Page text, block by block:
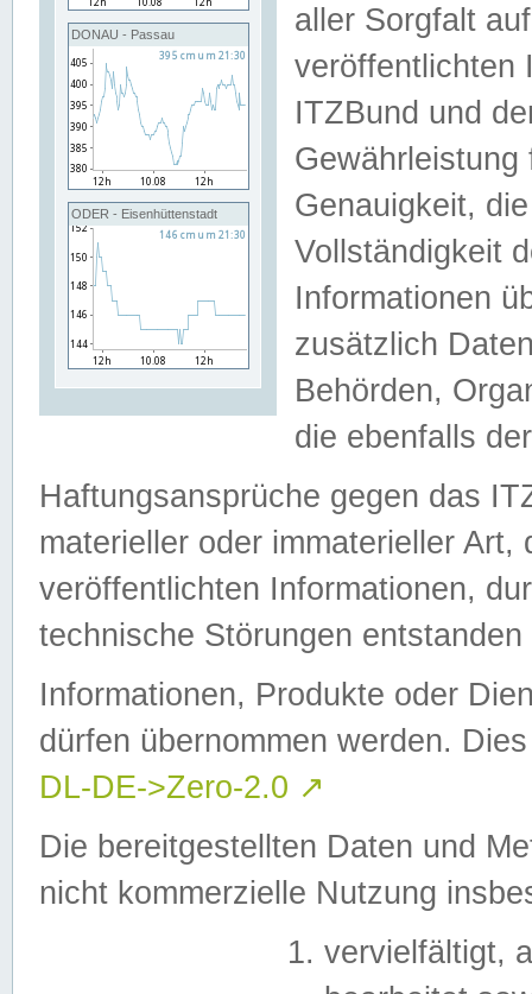
DONAU - Passau
ODER - Eisenhüttenstadt
aller Sorgfalt
veröffentlichten
ITZBund und
Genauigkeit,
Vollständigkeit
Informationen
zusätzlich
Behörden,
die ebenfalls
Haftungsansprüche gegen das
materieller oder immaterieller
veröffentlichten Informationen,
technische Störungen
Informationen, Produkte oder
dürfen übernommen werden.
DL-DE->Zero-2.0 ↗
Die bereitgestellten Daten und
nicht kommerzielle Nutzung
vervielfältigt,